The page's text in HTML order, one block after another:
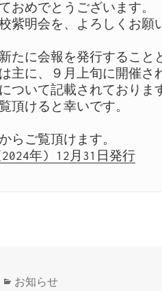
おめでとうございます。
紫明会を、よろしくお願
たに会報を発行すること
主に、９月上旬に開催さ
ついて記載されておりま
頂けると幸いです。
らご覧頂けます。
年) 12月31日発行
カ
お知らせ